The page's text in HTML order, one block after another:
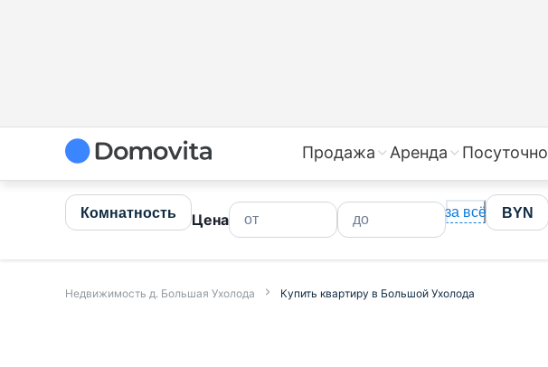
Продажа Аренда Посуточно
Комнатность Цена за всё BYN
Недвижимость д. Большая Ухолода Купить квартиру в Большой Ухолода